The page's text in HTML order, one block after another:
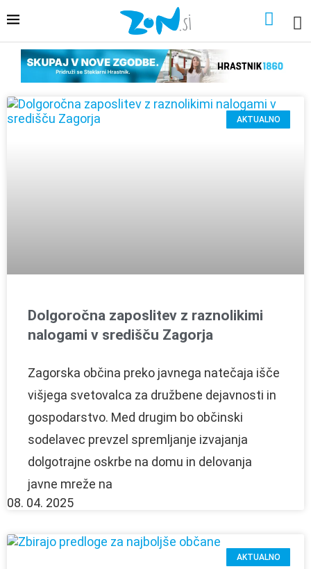
AKTUALNO
Dolgoročna zaposlitev z raznolikimi
nalogami v središču Zagorja
Zagorska občina preko javnega natečaja išče
višjega svetovalca za družbene dejavnosti in
gospodarstvo. Med drugim bo občinski
sodelavec prevzel spremljanje izvajanja
dolgotrajne oskrbe na domu in delovanja
javne mreže na
08. 04. 2025
AKTUALNO